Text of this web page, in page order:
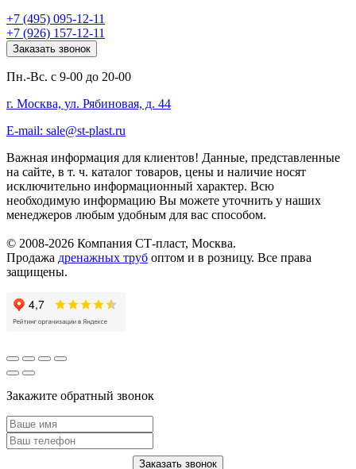
+7 (495) 095-12-11
+7 (926) 157-12-11
Заказать звонок
Пн.-Вс. с 9-00 до 20-00
г. Москва, ул. Рябиновая, д. 44
E-mail: sale@st-plast.ru
Важная информация для клиентов! Данные, представленные
на сайте, в т. ч. каталог товаров, цены и наличие носят
исключительно информационный характер. Всю
необходимую информацию Вы можете уточнить у наших
менеджеров любым удобным для вас способом.
© 2008-2026 Компания СТ-пласт, Москва.
Продажа дренажных труб оптом и в розницу. Все права
защищены.
Закажите обратный звонок